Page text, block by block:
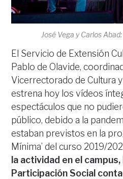
José Vega y Carlos
El Servicio de Extensión
Pablo de Olavide,
Vicerrectorado de Cultura
estrena hoy los vídeos
espectáculos que no
público, debido a la
estaban previstos en la
Mínima’ del curso 2019/
la actividad en el
Participación Social